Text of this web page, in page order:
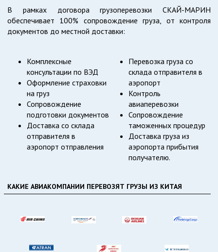
В рамках договора грузоперевозки СКАЙ-МАРИН
обеспечивает 100% сопровождение груза, от контроля
документов до местной доставки:
Комплексные
консультации по ВЭД
Оформление страховки
на груз
Сопровождение
подготовки документов
Доставка со склада
отправителя в
аэропорт отправления
Перевозка груза со
склада отправителя в
аэропорт
Контроль
авиаперевозки
Сопровождение
таможенных процедур
Доставка груза из
аэропорта прибытия
получателю.
КАКИЕ АВИАКОМПАНИИ ПЕРЕВОЗЯТ ГРУЗЫ ИЗ КИТАЯ